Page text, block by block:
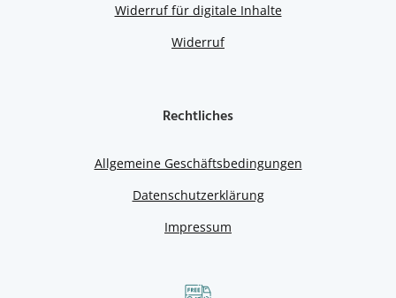
Widerruf für digitale Inhalte
Widerruf
Rechtliches
Allgemeine Geschäftsbedingungen
Datenschutzerklärung
Impressum